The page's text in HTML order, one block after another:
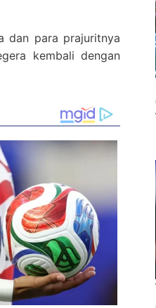
dan para prajuritnya
kembali dengan